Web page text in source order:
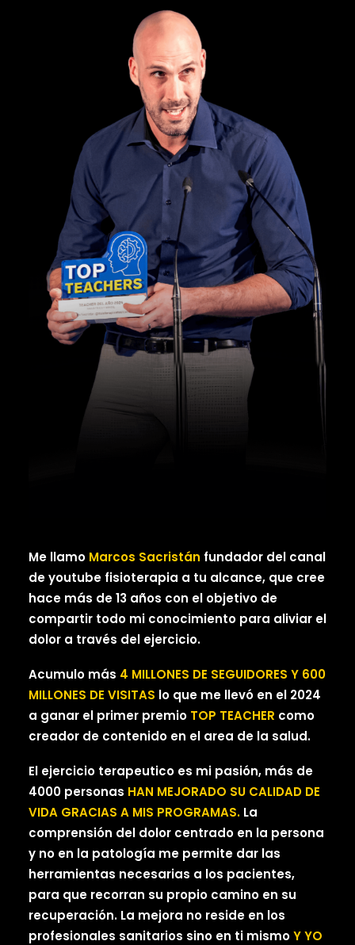
Me llamo Marcos Sacristán fundador del canal
de youtube fisioterapia a tu alcance, que cree
hace más de 13 años con el objetivo de
compartir todo mi conocimiento para aliviar el
dolor a través del ejercicio.
Acumulo más 4 MILLONES DE SEGUIDORES Y 600
MILLONES DE VISITAS lo que me llevó en el 2024
a ganar el primer premio TOP TEACHER como
creador de contenido en el area de la salud.
El ejercicio terapeutico es mi pasión, más de
4000 personas HAN MEJORADO SU CALIDAD DE
VIDA GRACIAS A MIS PROGRAMAS. La
comprensión del dolor centrado en la persona
y no en la patología me permite dar las
herramientas necesarias a los pacientes,
para que recorran su propio camino en su
recuperación. La mejora no reside en los
profesionales sanitarios sino en ti mismoY YO